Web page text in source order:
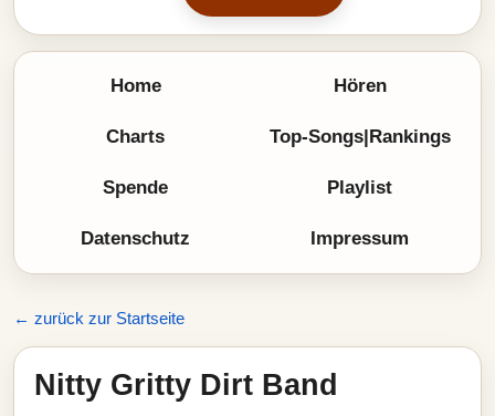
Home Hören
Charts Top-Songs|Rankings
Spende Playlist
Datenschutz Impressum
← zurück zur Startseite
Nitty Gritty Dirt Band